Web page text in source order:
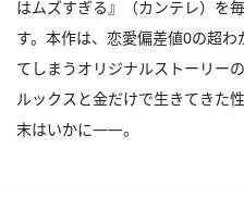
はムズすぎる』（カンテレ）を
す。本作は、恋愛偏差値0の超
てしまうオリジナルストーリー
ルックスと金だけで生きてきた
末はいかに――。